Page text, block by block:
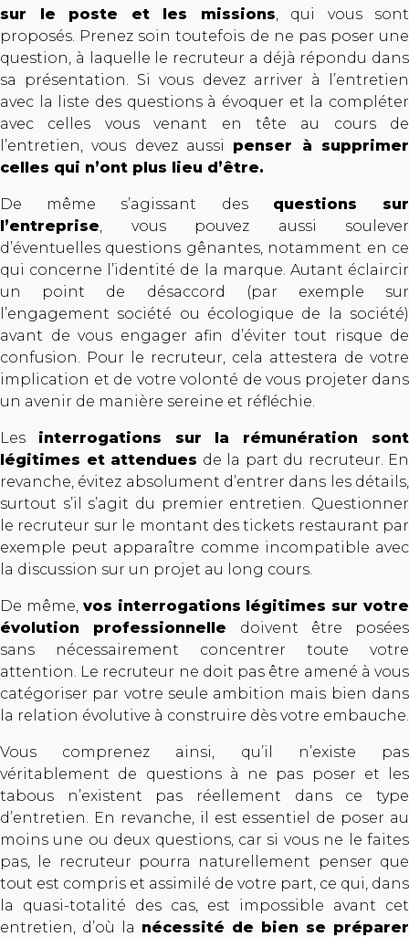
sur le poste et les missions , qui vous sont
proposés. Prenez soin toutefois de ne pas poser une
question, à laquelle le recruteur a déjà répondu dans
sa présentation. Si vous devez arriver à l’entretien
avec la liste des questions à évoquer et la compléter
avec celles vous venant en tête au cours de
l’entretien, vous devez aussi penser à supprimer
celles qui n’ont plus lieu d’être.
De même s’agissant des questions sur
l’entreprise , vous pouvez aussi soulever
d’éventuelles questions gênantes, notamment en ce
qui concerne l’identité de la marque. Autant éclaircir
un point de désaccord (par exemple sur
l’engagement société ou écologique de la société)
avant de vous engager afin d’éviter tout risque de
confusion. Pour le recruteur, cela attestera de votre
implication et de votre volonté de vous projeter dans
un avenir de manière sereine et réfléchie.
Les interrogations sur la rémunération sont
légitimes et attendues de la part du recruteur. En
revanche, évitez absolument d’entrer dans les détails,
surtout s’il s’agit du premier entretien. Questionner
le recruteur sur le montant des tickets restaurant par
exemple peut apparaître comme incompatible avec
la discussion sur un projet au long cours.
De même, vos interrogations légitimes sur votre
évolution professionnelle doivent être posées
sans nécessairement concentrer toute votre
attention. Le recruteur ne doit pas être amené à vous
catégoriser par votre seule ambition mais bien dans
la relation évolutive à construire dès votre embauche.
Vous comprenez ainsi, qu’il n’existe pas
véritablement de questions à ne pas poser et les
tabous n’existent pas réellement dans ce type
d’entretien. En revanche, il est essentiel de poser au
moins une ou deux questions, car si vous ne le faites
pas, le recruteur pourra naturellement penser que
tout est compris et assimilé de votre part, ce qui, dans
la quasi-totalité des cas, est impossible avant cet
entretien, d’où la nécessité de bien se préparer